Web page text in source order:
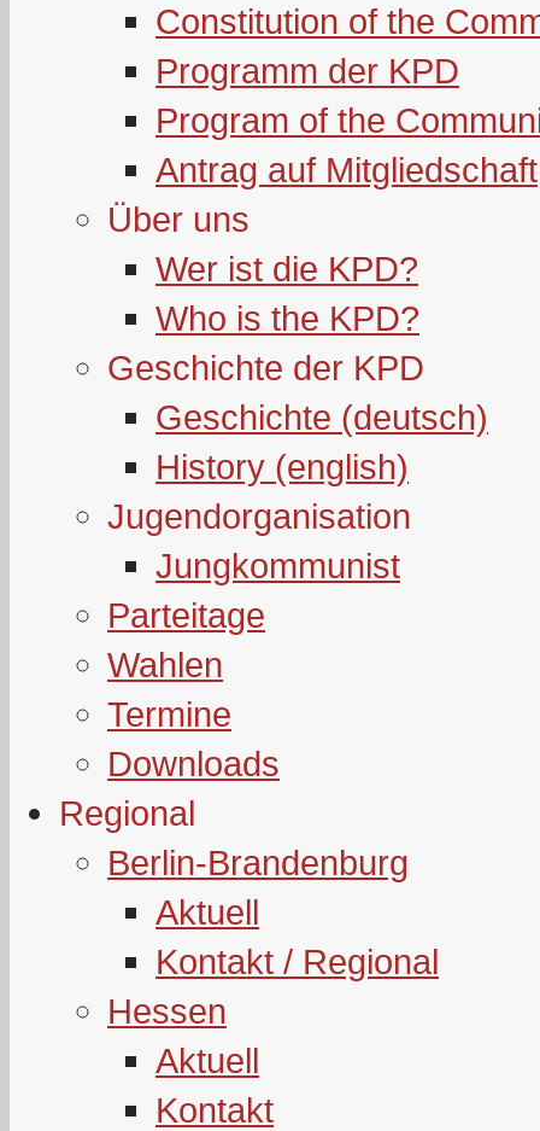
Constitution of the
Programm der KPD
Program of the
Antrag auf Mitgliedschaft
Über uns
Wer ist die KPD?
Who is the KPD?
Geschichte der KPD
Geschichte (deutsch)
History (english)
Jugendorganisation
Jungkommunist
Parteitage
Wahlen
Termine
Downloads
Regional
Berlin-Brandenburg
Aktuell
Kontakt / Regional
Hessen
Aktuell
Kontakt